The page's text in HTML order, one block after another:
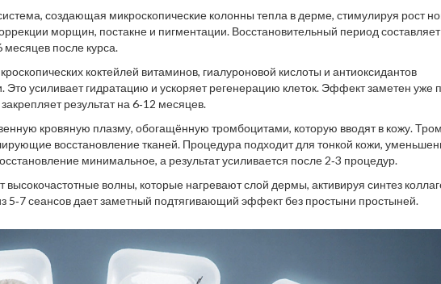
создающая микроскопические колонны тепла в дерме, стимулируя рост
морщин, постакне и пигментации. Восстановительный период составляет
после курса.
коктейлей витаминов, гиалуроновой кислоты и антиоксидантов
Это усиливает гидратацию и ускоряет регенерацию клеток. Эффект заметен уже
результат на 6‑12 месяцев.
кровяную плазму, обогащённую тромбоцитами, которую вводят в кожу.
восстановление тканей. Процедура подходит для тонкой кожи,
минимальное, а результат усиливается после 2‑3 процедур.
высокочастотные волны, которые нагревают слой дермы, активируя синтез
5‑7 сеансов дает заметный подтягивающий эффект без простыни простыней.